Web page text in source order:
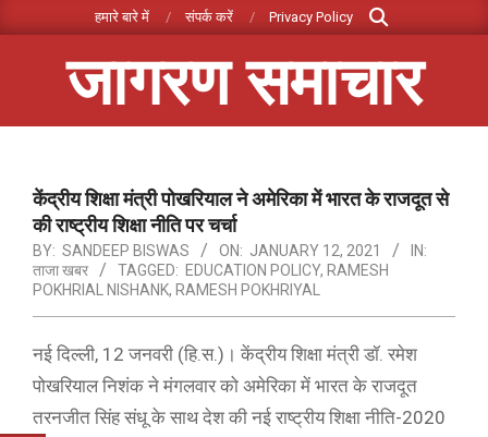
to
हमारे बारे में संपर्क करें Privacy Policy
Search
जागरण समाचार
Menuकेंद्रीय शिक्षा मंत्री पोखरियाल ने अमेरिका में भारत के राजदूत से
की राष्ट्रीय शिक्षा नीति पर चर्चा
BY: SANDEEP BISWAS ON: JANUARY 12, 2021
IN:
ताजा खबर
TAGGED: EDUCATION POLICY, RAMESH
POKHRIAL NISHANK, RAMESH POKHRIYAL
नई दिल्ली, 12 जनवरी (हि.स.)। केंद्रीय शिक्षा मंत्री डॉ. रमेश
पोखरियाल निशंक ने मंगलवार को अमेरिका में भारत के राजदूत
तरनजीत सिंह संधू के साथ देश की नई राष्ट्रीय शिक्षा नीति-2020